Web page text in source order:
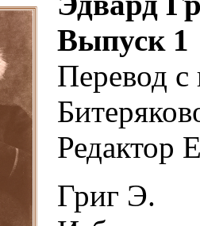
Выпуск 1
Перевод
Редактор
Григ Э.